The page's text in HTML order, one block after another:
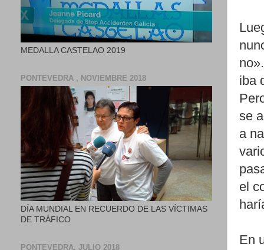
iba
se
a
el
En
MEDALLA CASTELAO 2019
PONTEVEDRA , NOVIEMBRE 2018
DÍA MUNDIAL EN RECUERDO DE LAS VÍCTIMAS
DE TRÁFICO
PONTEVEDRA, JULIO 2018